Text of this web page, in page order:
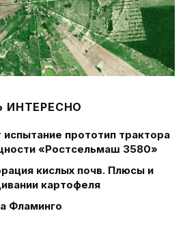
ИНТЕРЕСНО
испытание прототип трактора
«Ростсельмаш 3580»
кислых почв. Плюсы и
картофеля
Фламинго